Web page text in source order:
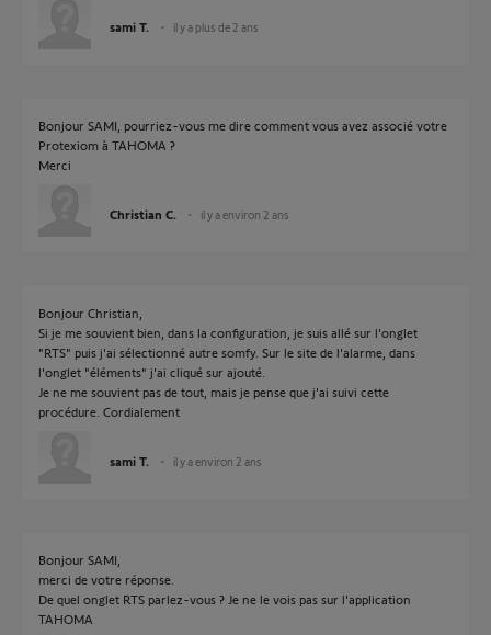
sami T. il y a plus de 2 ans
Bonjour SAMI, pourriez-vous me dire comment vous avez associé votre
Protexiom à TAHOMA ?
Merci
Christian C. il y a environ 2 ans
Bonjour Christian,
Si je me souvient bien, dans la configuration, je suis allé sur l'onglet
"RTS" puis j'ai sélectionné autre somfy. Sur le site de l'alarme, dans
l'onglet "éléments" j'ai cliqué sur ajouté.
Je ne me souvient pas de tout, mais je pense que j'ai suivi cette
procédure. Cordialement
sami T. il y a environ 2 ans
Bonjour SAMI,
merci de votre réponse.
De quel onglet RTS parlez-vous ? Je ne le vois pas sur l'application
TAHOMA